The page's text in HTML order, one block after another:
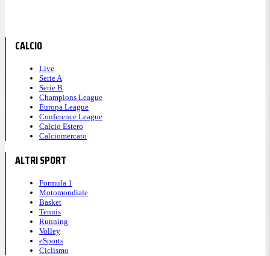
CALCIO
Live
Serie A
Serie B
Champions League
Europa League
Conference League
Calcio Estero
Calciomercato
ALTRI SPORT
Formula 1
Motomondiale
Basket
Tennis
Running
Volley
eSports
Ciclismo